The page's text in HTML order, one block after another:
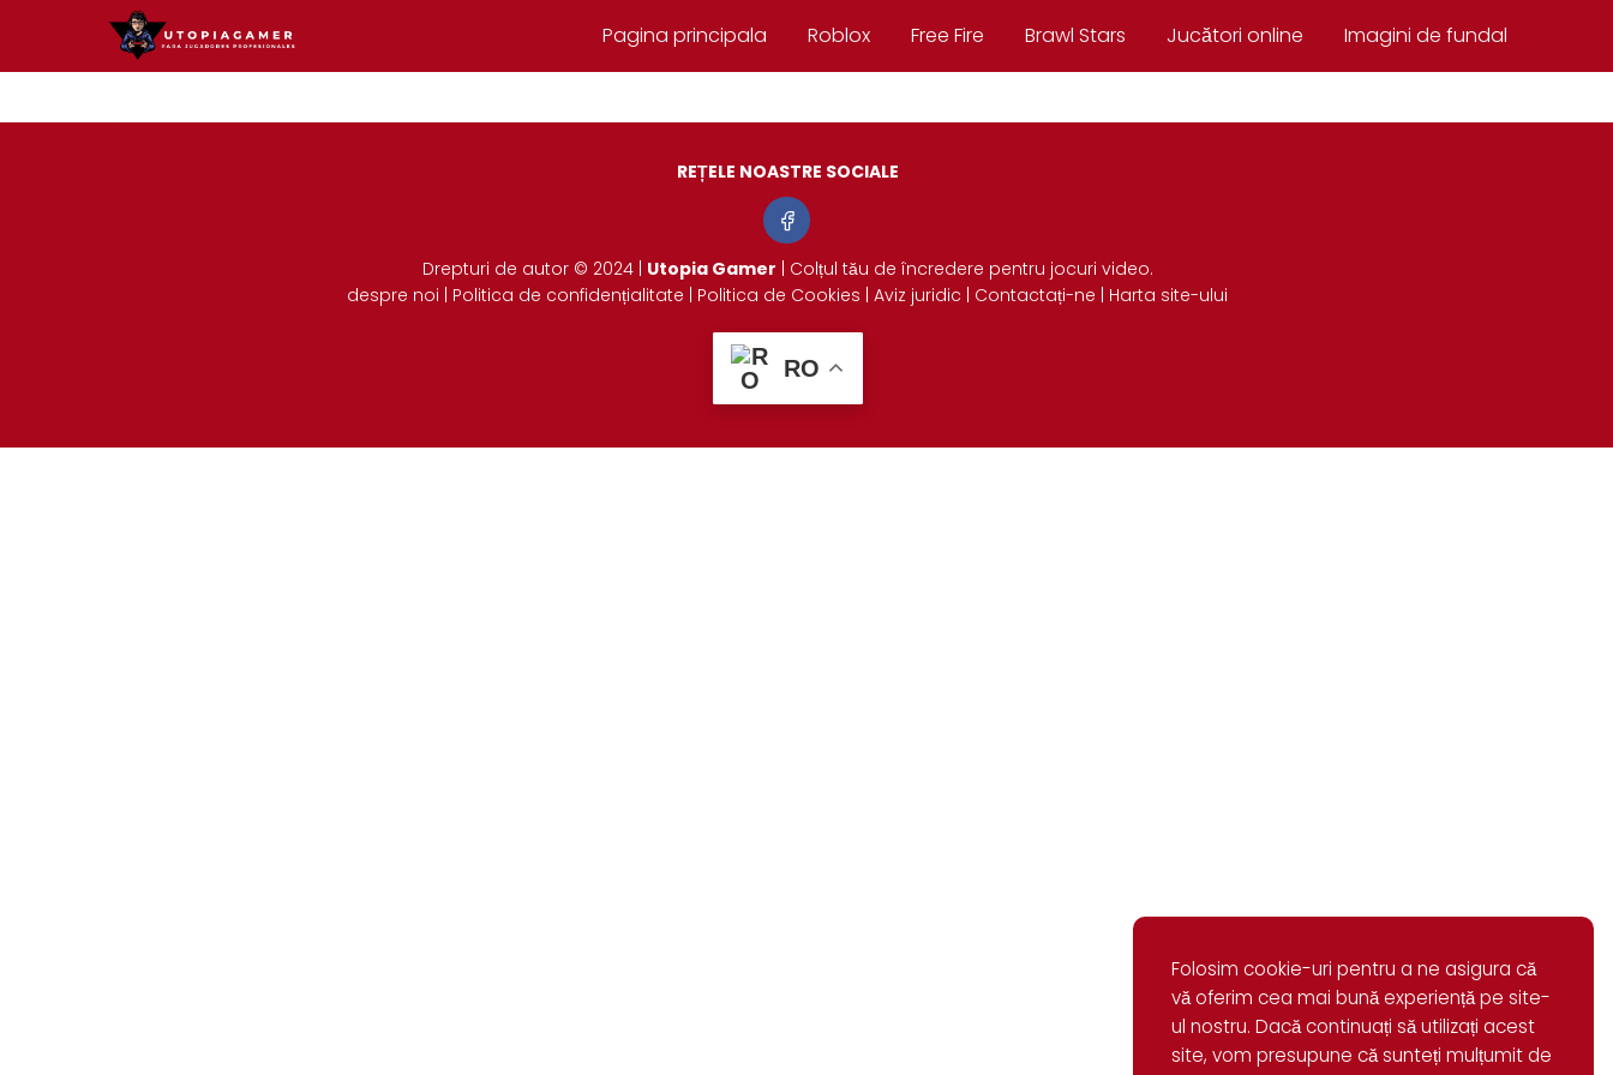
Pagina principala Roblox Free Fire Brawl Stars Jucători online Imagini de fundal
REȚELE NOASTRE SOCIALE
Drepturi de autor © 2024 | Utopia Gamer | Colțul tău de încredere pentru jocuri video.
despre noi
Politica de confidențialitate Politica de Cookies Aviz juridic Contactați-ne Harta site-ului
RO
Folosim cookie-uri pentru a ne asigura că
vă oferim cea mai bună experiență pe site-
ul nostru. Dacă continuați să utilizați acest
site, vom presupune că sunteți mulțumit de